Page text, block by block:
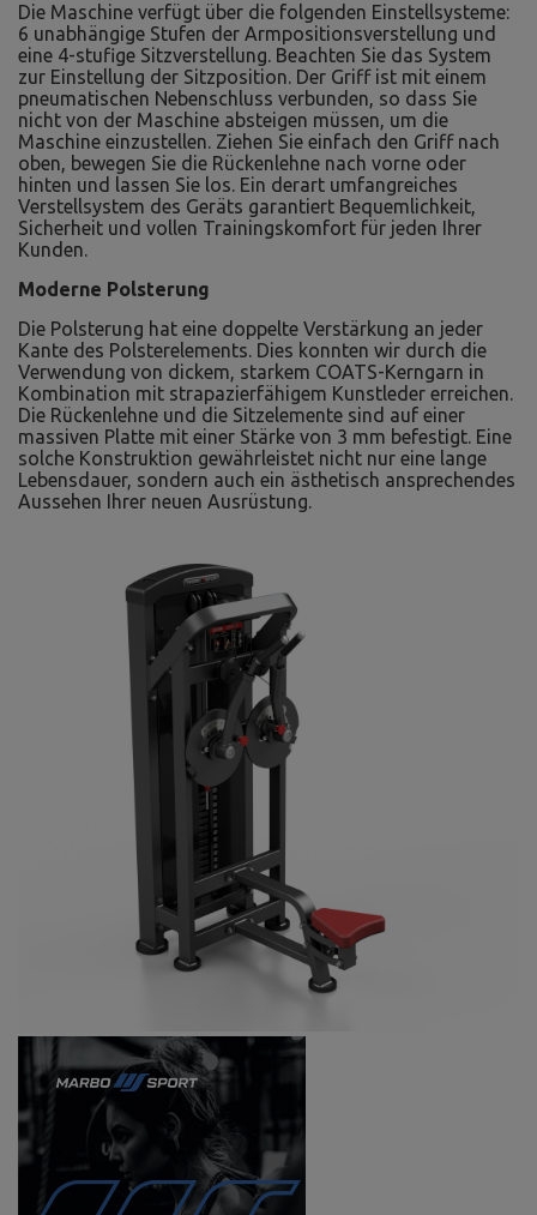
Die Maschine verfügt über die folgenden Einstellsysteme:
6 unabhängige Stufen der Armpositionsverstellung und
eine 4-stufige Sitzverstellung. Beachten Sie das System
zur Einstellung der Sitzposition. Der Griff ist mit einem
pneumatischen Nebenschluss verbunden, so dass Sie
nicht von der Maschine absteigen müssen, um die
Maschine einzustellen. Ziehen Sie einfach den Griff nach
oben, bewegen Sie die Rückenlehne nach vorne oder
hinten und lassen Sie los. Ein derart umfangreiches
Verstellsystem des Geräts garantiert Bequemlichkeit,
Sicherheit und vollen Trainingskomfort für jeden Ihrer
Kunden.
Moderne Polsterung
Die Polsterung hat eine doppelte Verstärkung an jeder
Kante des Polsterelements. Dies konnten wir durch die
Verwendung von dickem, starkem COATS-Kerngarn in
Kombination mit strapazierfähigem Kunstleder erreichen.
Die Rückenlehne und die Sitzelemente sind auf einer
massiven Platte mit einer Stärke von 3 mm befestigt. Eine
solche Konstruktion gewährleistet nicht nur eine lange
Lebensdauer, sondern auch ein ästhetisch ansprechendes
Aussehen Ihrer neuen Ausrüstung.